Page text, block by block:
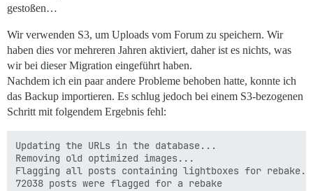
gestoßen…
Wir verwenden S3, um Uploads vom Forum zu speichern. Wir
haben dies vor mehreren Jahren aktiviert, daher ist es nichts, was
wir bei dieser Migration eingeführt haben.
Nachdem ich ein paar andere Probleme behoben hatte, konnte ich
das Backup importieren. Es schlug jedoch bei einem S3-bezogenen
Schritt mit folgendem Ergebnis fehl:
Updating the URLs in the database...
Removing old optimized images...
Flagging all posts containing lightboxes for
72038 posts were flagged for a rebake